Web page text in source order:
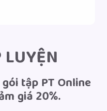
tập PT Online
giá 20%.